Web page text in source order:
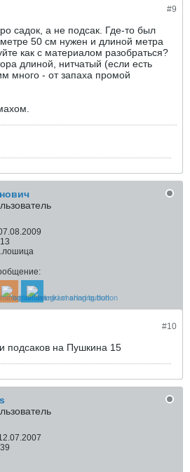
#9
садок, а не подсак. Где-то был
50 см нужен и длиной метра
как с материалом разобраться?
длиной, нитчатый (если есть
много - от запаха промой
#10
подсаков на Пушкина 15